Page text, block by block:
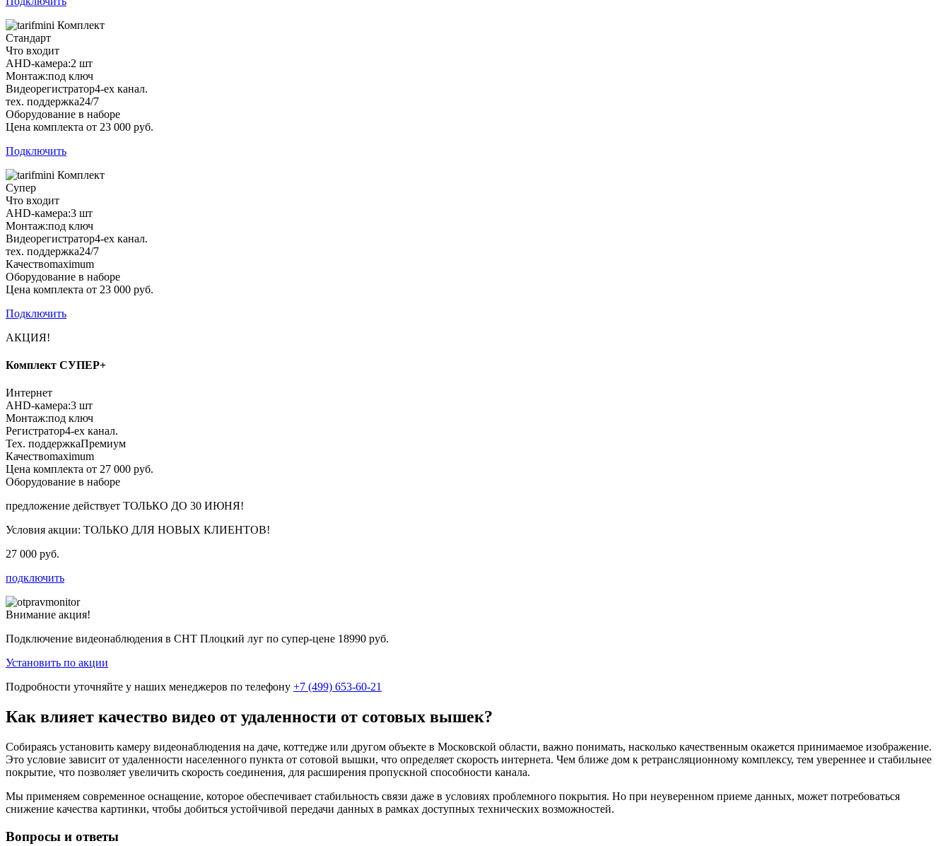
Комплект
Стандарт
Что входит
AHD-камера:2 шт
Монтаж:под ключ
Видеорегистратор4-ех канал.
тех. поддержка24/7
Оборудование в наборе
Цена комплекта от 23 000 руб.
Подключить
Комплект
Супер
Что входит
AHD-камера:3 шт
Монтаж:под ключ
Видеорегистратор4-ех канал.
тех. поддержка24/7
Качествоmaximum
Оборудование в наборе
Цена комплекта от 23 000 руб.
Подключить
АКЦИЯ!
Комплект СУПЕР+
Интернет
AHD-камера:3 шт
Монтаж:под ключ
Регистратор4-ех канал.
Тех. поддержкаПремиум
Качествоmaximum
Цена комплекта от 27 000 руб.
Оборудование в наборе
предложение действует ТОЛЬКО ДО 30 ИЮНЯ!
Условия акции: ТОЛЬКО ДЛЯ НОВЫХ КЛИЕНТОВ!
27 000 руб.
подключить
Внимание акция!
Подключение видеонаблюдения в СНТ Плоцкий луг по супер-цене 18990 руб.
Установить по акции
Подробности уточняйте у наших менеджеров по телефону +7 (499) 653-60-21
Как влияет качество видео от удаленности от сотовых вышек?
Собираясь установить камеру видеонаблюдения на даче, коттедже или другом объекте в Московской области, важно понимать, насколько качественным окажется принимаемое изображение.
Это условие зависит от удаленности населенного пункта от сотовой вышки, что определяет скорость интернета. Чем ближе дом к ретрансляционному комплексу, тем увереннее и стабильнее
покрытие, что позволяет увеличить скорость соединения, для расширения пропускной способности канала.
Мы применяем современное оснащение, которое обеспечивает стабильность связи даже в условиях проблемного покрытия. Но при неуверенном приеме данных, может потребоваться
снижение качества картинки, чтобы добиться устойчивой передачи данных в рамках доступных технических возможностей.
Вопросы и ответы